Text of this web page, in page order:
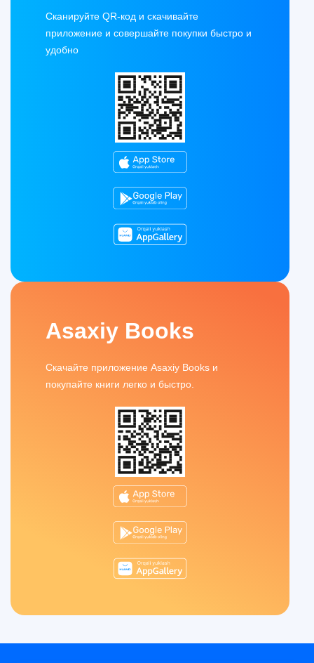
Сканируйте QR-код и скачивайте
приложение и совершайте покупки быстро и
удобно
Asaxiy Books
Скачайте приложение Asaxiy Books и
покупайте книги легко и быстро.